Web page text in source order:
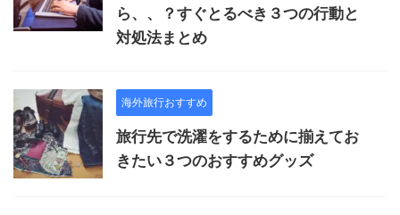
ら、、？すぐとるべき３つの行動と
対処法まとめ
海外旅行おすすめ
旅行先で洗濯をするために揃えてお
きたい３つのおすすめグッズ